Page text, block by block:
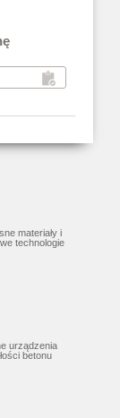
materiały i
technologie
urządzenia
betonu